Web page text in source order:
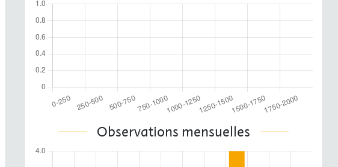
Observations mensuelles